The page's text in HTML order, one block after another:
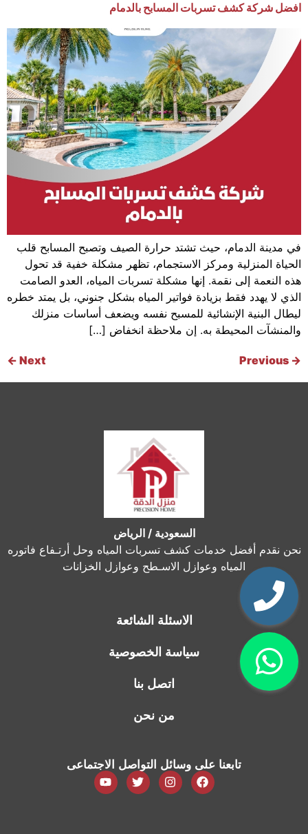
افضل شركة كشف تسربات المسابح بالدمام
في مدينة الدمام، حيث تشتد حرارة الصيف وتصبح المسابح قلب
الحياة المنزلية ومركز الاستجمام، تظهر مشكلة خفية قد تحول
هذه النعمة إلى نقمة. إنها مشكلة تسربات المياه، العدو الصامت
الذي لا يهدد فقط بزيادة فواتير المياه بشكل جنوني، بل يمتد خطره
ليطال البنية الإنشائية للمسبح نفسه ويضعف أساسات منزلك
والمنشآت المحيطة به. إن ملاحظة انخفاض […]
→
Next
←
السعودية / الرياض
نحن نقدم أفضل خدمات كشف تسربات المياه وحل أرتـفاع فاتوره
المياه وعوازل الاسـطح وعوازل الخزانات
الاسئلة الشائعة
سياسة الخصوصية
اتصل بنا
من نحن
تابعنا على وسائل التواصل الاجتماعى